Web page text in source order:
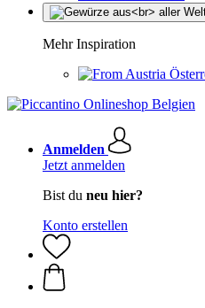
Mehr Inspiration
Anmelden
Jetzt anmelden
Bist du neu hier?
Konto erstellen